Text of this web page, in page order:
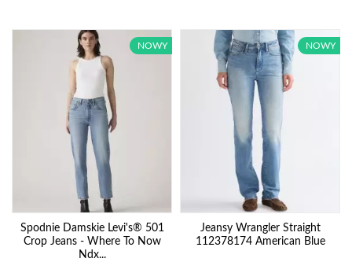
Spodnie Damskie Levi's® 501
Crop Jeans - Where To Now
Ndx...
NOWY
Jeansy Wrangler Straight
112378174 American Blue
NOWY